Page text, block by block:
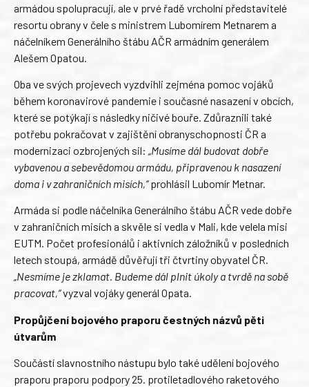
armádou spolupracují, ale v prvé řadě vrcholní představitelé
resortu obrany v čele s ministrem Lubomírem Metnarem a
náčelníkem Generálního štábu AČR armádním generálem
Alešem Opatou.
Oba ve svých projevech vyzdvihli zejména pomoc vojáků
během koronavirové pandemie i současné nasazení v obcích,
které se potýkají s následky ničivé bouře. Zdůraznili také
potřebu pokračovat v zajištění obranyschopnosti ČR a
modernizaci ozbrojených sil: „Musíme dál budovat dobře
vybavenou a sebevědomou armádu, připravenou k nasazení
doma i v zahraničních misích,“prohlásil Lubomír Metnar.
Armáda si podle náčelníka Generálního štábu AČR vede dobře
v zahraničních misích a skvěle si vedla v Mali, kde velela misi
EUTM. Počet profesionálů i aktivních záložníků v posledních
letech stoupá, armádě důvěřují tři čtvrtiny obyvatel ČR.
„Nesmíme je zklamat. Budeme dál plnit úkoly a tvrdě na sobě
pracovat,“vyzval vojáky generál Opata.
Propůjčení bojového praporu čestných názvů pěti
útvarům
Součástí slavnostního nástupu bylo také udělení bojového
praporu praporu podpory 25. protiletadlového raketového